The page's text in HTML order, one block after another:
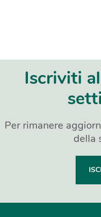
Iscriviti
Per rimanere
della